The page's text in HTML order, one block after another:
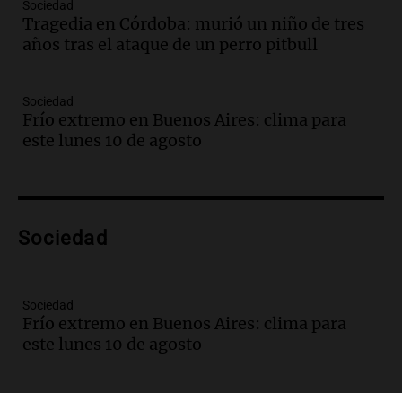
Audio.
argentino regresa al país tras conflicto
con Brasil
Audio.Bomberos asisten a senderista
con fractura de tobillo en refugio Doña
Rosa
Episodios
investigación internacional sobre asma
Episodios
Audio.Suspenden descuento en SUBE y
aumentan tarifas del SUBTE en Buenos
Sociedad
Tragedia en Córdoba: murió un niño de tres
años tras el ataque de un perro pitbull
Sociedad
Frío extremo en Buenos Aires: clima para
este lunes 10 de agosto
Sociedad
Sociedad
Frío extremo en Buenos Aires: clima para
este lunes 10 de agosto